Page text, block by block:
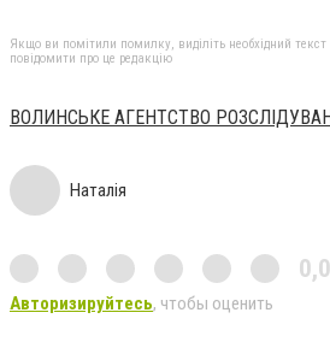
Якщо ви помітили помилку, виділіть необхідний
повідомити про це редакцію
ВОЛИНСЬКЕ АГЕНТСТВО
Наталія
0,0
Авторизируйтесь, чтобы оценить